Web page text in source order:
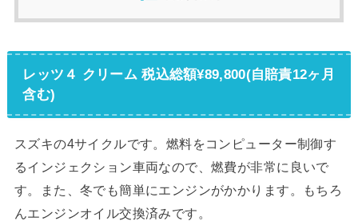
レッツ４ クリーム 税込総額¥89,800(自賠責12ヶ月
含む)
スズキの4サイクルです。燃料をコンピューター制御す
るインジェクション車両なので、燃費が非常に良いで
す。また、冬でも簡単にエンジンがかかります。もちろ
んエンジンオイル交換済みです。